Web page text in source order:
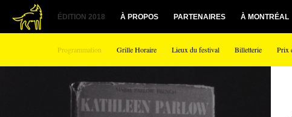
ÉDITION 2018
Programmation Grille Horaire Lieux du festival Billetterie Prix
À PROPOS PARTENAIRES À MONTRÉAL